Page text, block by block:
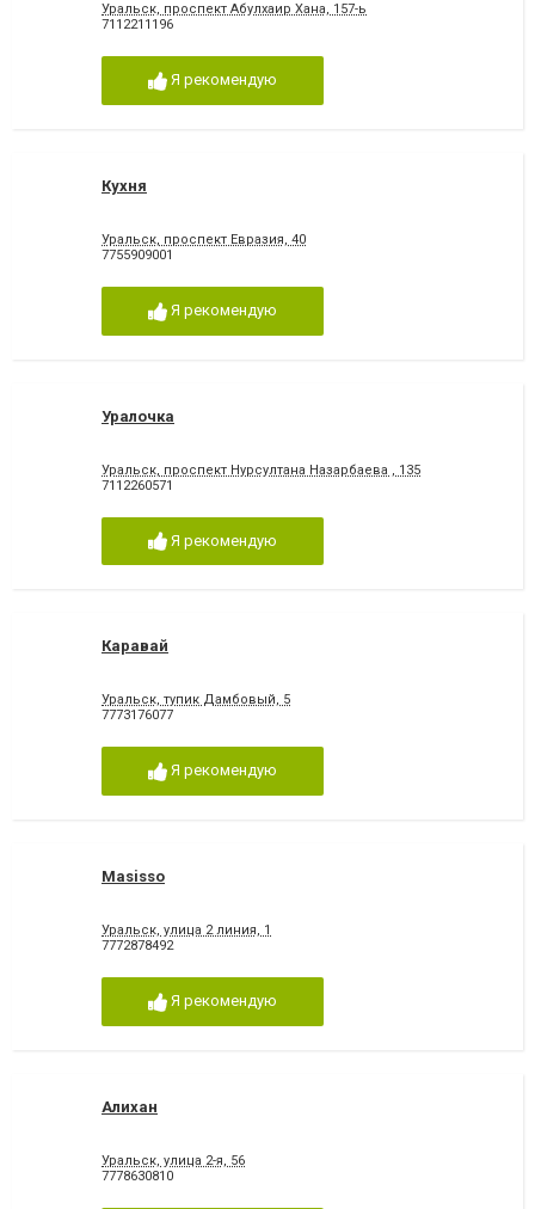
Уральск, проспект Абулхаир Хана, 157-ь
7112211196
Я рекомендую
Кухня
Уральск, проспект Евразия, 40
7755909001
Я рекомендую
Уралочка
Уральск, проспект Нурсултана Назарбаева , 135
7112260571
Я рекомендую
Каравай
Уральск, тупик Дамбовый, 5
7773176077
Я рекомендую
Masisso
Уральск, улица 2 линия, 1
7772878492
Я рекомендую
Алихан
Уральск, улица 2-я, 56
7778630810